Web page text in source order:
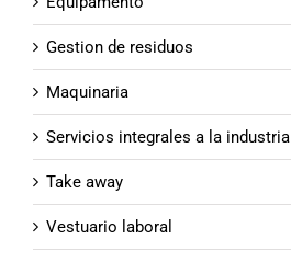
Gestion de residuos
Maquinaria
Servicios integrales a la industria
Take away
Vestuario laboral